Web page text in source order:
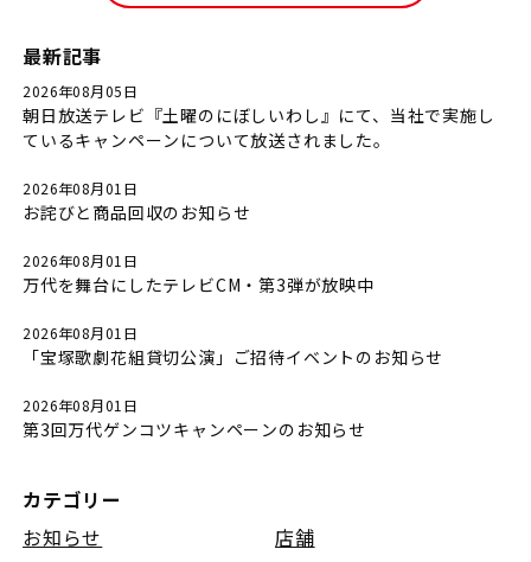
最新記事
2026年08月05日
朝日放送テレビ『土曜のにぼしいわし』にて、当社で実施し
ているキャンペーンについて放送されました。
2026年08月01日
お詫びと商品回収のお知らせ
2026年08月01日
万代を舞台にしたテレビCM・第3弾が放映中
2026年08月01日
「宝塚歌劇花組貸切公演」ご招待イベントのお知らせ
2026年08月01日
第3回万代ゲンコツキャンペーンのお知らせ
カテゴリー
お知らせ
店舗